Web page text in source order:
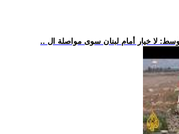
لا خيار أمام لبنان سوى مواصلة ال